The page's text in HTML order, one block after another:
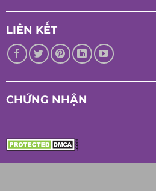
LIÊN KẾT
CHỨNG NHẬN